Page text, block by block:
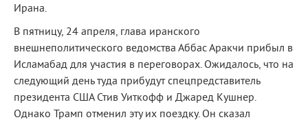
Ирана.
В пятницу, 24 апреля, глава иранского
внешнеполитического ведомства Аббас Аракчи прибыл в
Исламабад для участия в переговорах. Ожидалось, что на
следующий день туда прибудут спецпредставитель
президента США Стив Уиткофф и Джаред Кушнер.
Однако Трамп отменил эту их поездку. Он сказал